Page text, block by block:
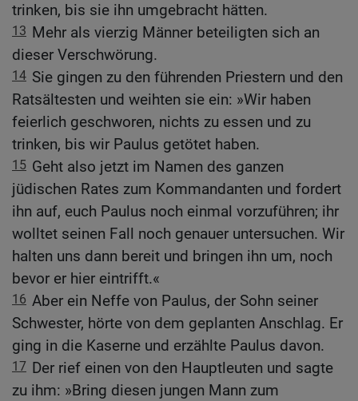
trinken, bis sie ihn umgebracht hätten.
13 Mehr als vierzig Männer beteiligten sich an
dieser Verschwörung.
14 Sie gingen zu den führenden Priestern und den
Ratsältesten und weihten sie ein: »Wir haben
feierlich geschworen, nichts zu essen und zu
trinken, bis wir Paulus getötet haben.
15 Geht also jetzt im Namen des ganzen
jüdischen Rates zum Kommandanten und fordert
ihn auf, euch Paulus noch einmal vorzuführen; ihr
wolltet seinen Fall noch genauer untersuchen. Wir
halten uns dann bereit und bringen ihn um, noch
bevor er hier eintrifft.«
16 Aber ein Neffe von Paulus, der Sohn seiner
Schwester, hörte von dem geplanten Anschlag. Er
ging in die Kaserne und erzählte Paulus davon.
17 Der rief einen von den Hauptleuten und sagte
zu ihm: »Bring diesen jungen Mann zum